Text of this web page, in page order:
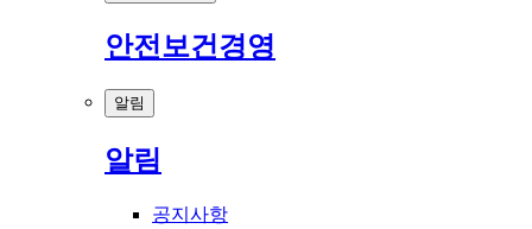
안전보건경영
알림
알림
공지사항